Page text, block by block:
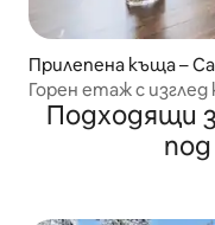
Прилепена къща –
Горен етаж с
басейн/
Подходящи